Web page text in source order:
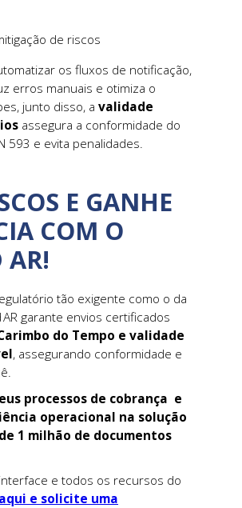
de riscos
os fluxos de notificação,
erros manuais e otimiza o
junto disso, a validade
assegura a conformidade do
593 e evita penalidades.
E GANHE
COM O
AR!
tão exigente como o da
AR garante envios certificados
do Tempo e validade
, assegurando conformidade e
processos de cobrança e
operacional na solução
1 milhão de documentos
e todos os recursos do
e solicite uma